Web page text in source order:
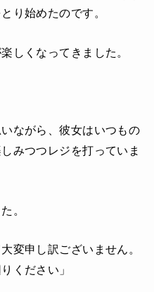
り始めたのです。
しくなってきました。
ながら、彼女はいつもの
みつつレジを打っていま
。
変申し訳ございません。
ください」